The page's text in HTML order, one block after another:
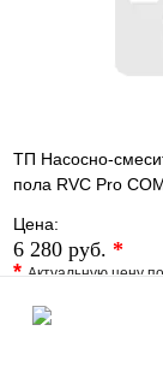
ТП Насосно-
пола RVC Pro
Цена:
6 280 руб. *
*Актуальную цену
В избранное